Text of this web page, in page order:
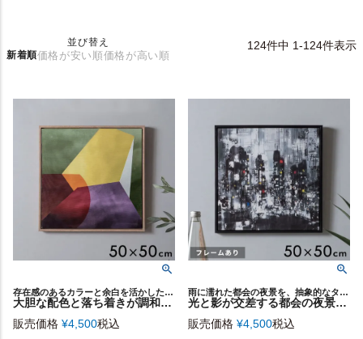
並び替え
新着順価格が安い順価格が高い順
124件中 1-124件表示
存在感のあるカラーと余白を活かしたデザインのアートパネル
大胆な配色と落ち着きが調和するモダンな抽象アートパネル[ Minimal Tone - Layer ／キャンバスアート ]フレーム付き 50×50cm[67294]
販売価格 ¥4,500税込
雨に濡れた都会の夜景を、抽象的なタッチで描いたモダンなアートパネル
光と影が交差する都会の夜景を描いたブラックフレーム付きキャンバスアート[ City Lights ][67152-bk]
販売価格 ¥4,500税込